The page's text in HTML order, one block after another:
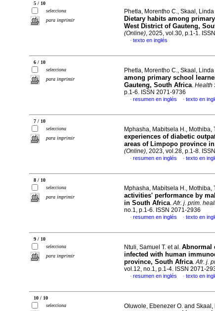
5 / 10
selecciona
para imprimir
Phetla, Morentho C., Skaal,
Dietary habits among
West District of Gauteng,
(Online), 2025, vol.30, p.1-1.
· texto en inglés
6 / 10
selecciona
para imprimir
Phetla, Morentho C., Skaal,
among primary school
Gauteng, South Africa. Health
p.1-6. ISSN 2071-9736
· resumen en inglés · texto en
7 / 10
selecciona
para imprimir
Mphasha, Mabitsela H.,
experiences of diabetic
areas of Limpopo province
(Online), 2023, vol.28, p.1-8.
· resumen en inglés · texto en
8 / 10
selecciona
para imprimir
Mphasha, Mabitsela H.,
activities' performance by
in South Africa.Afr. j. prim.
no.1, p.1-6. ISSN 2071-2936
· resumen en inglés · texto en
9 / 10
selecciona
para imprimir
Ntuli, Samuel T. et al. Abnormal
infected with human
province, South Africa.Afr. j.
vol.12, no.1, p.1-4. ISSN 2071-
· resumen en inglés · texto en
10 / 10
selecciona
Oluwole, Ebenezer O. and Skaal,